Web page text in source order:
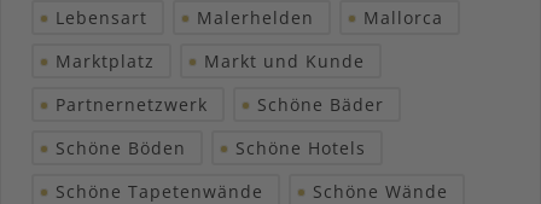
Lebensart
Malerhelden
Mallorca
Marktplatz
Markt und Kunde
Partnernetzwerk
Schöne Bäder
Schöne Böden
Schöne Hotels
Schöne Tapetenwände
Schöne Wände